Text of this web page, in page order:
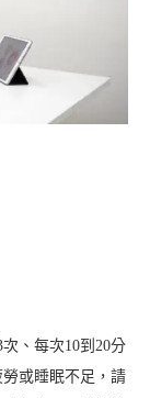
、每次10到20分
或睡眠不足，請